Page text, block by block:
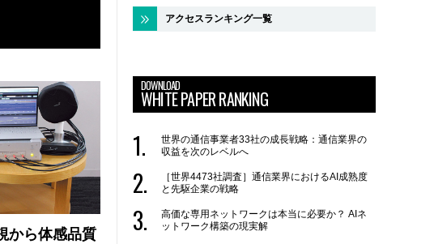
から体感品質
アクセスランキング一覧
DOWNLOAD
WHITE PAPER RANKING
世界の通信事業者33社の成長戦略：通信業界の
収益を次のレベルへ
［世界4473社調査］通信業界におけるAI成熟度
と先駆企業の戦略
高価な専用ネットワークは本当に必要か？ AIネ
ットワーク構築の現実解